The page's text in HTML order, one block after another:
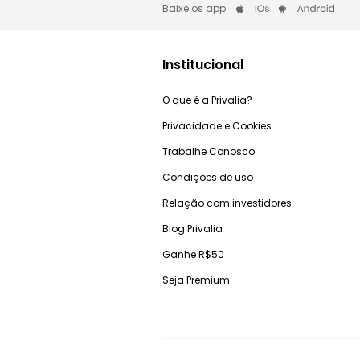
Baixe os app:
Institucional
O que é a Privalia?
Privacidade e Cookies
Trabalhe Conosco
Condições de uso
Relação com investidores
Blog Privalia
Ganhe R$50
Seja Premium